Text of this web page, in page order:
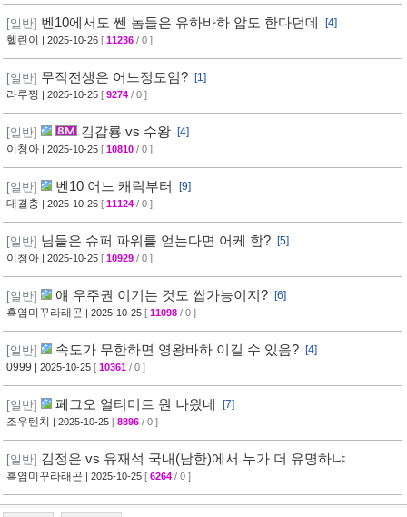
[일반] 벤10에서도 쎈 놈들은 유하바하 압도 한다던데
[4]
헬린이
| 2025-10-26 [ 11236 / 0 ]
[일반] 무직전생은 어느정도임?
[1]
라루찡 | 2025-10-25 [ 9274 / 0 ]
[일반] 김갑룡 vs 수왕
[4]
이청아 | 2025-10-25 [ 10810 / 0 ]
[일반] 벤10 어느 캐릭부터
[9]
대결충 | 2025-10-25 [ 11124 / 0 ]
[일반] 님들은 슈퍼 파워를 얻는다면 어케 함?
[5]
이청아 | 2025-10-25 [ 10929 / 0 ]
[일반] 얘 우주권 이기는 것도 쌉가능이지?
[6]
흑염미꾸라래곤 | 2025-10-25 [ 11098 / 0 ]
[일반] 속도가 무한하면 영왕바하 이길 수 있음?
[4]
0999 | 2025-10-25 [ 10361 / 0 ]
[일반] 페그오 얼티미트 원 나왔네
[7]
조우텐치
| 2025-10-25 [ 8896 / 0 ]
[일반] 김정은 vs 유재석 국내(남한)에서 누가 더 유명하냐
흑염미꾸라래곤 | 2025-10-25 [ 6264 / 0 ]